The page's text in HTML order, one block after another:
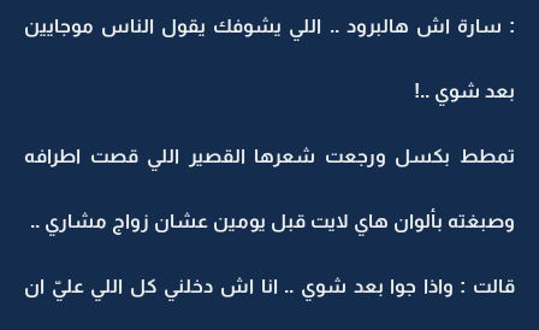
: سارة اش هالبرود .. اللي يشوفك يقول الناس موجايين
بعد شوي ..!
تمطط بكسل ورجعت شعرها القصير اللي قصت اطرافه
وصبغته بألوان هاي لايت قبل يومين عشان زواج مشاري ..
قالت : واذا جوا بعد شوي .. انا اش دخلني كل اللي عليّ ان